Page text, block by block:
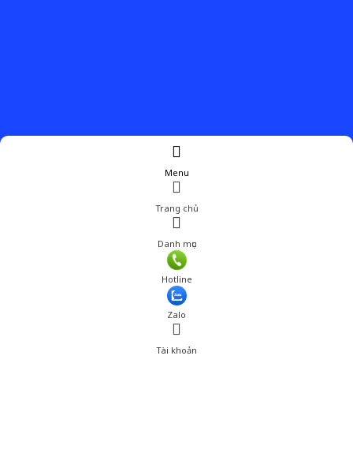
Menu
Trang chủ
Danh mục
Hotline
Zalo
Tài khoản